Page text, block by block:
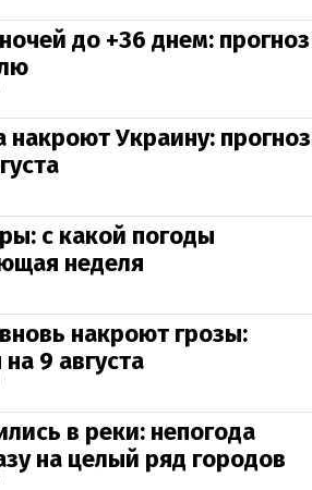
до +36 днем: прогноз
Украину: прогноз
с какой погоды
неделя
накроют грозы:
9 августа
в реки: непогода
на целый ряд городов